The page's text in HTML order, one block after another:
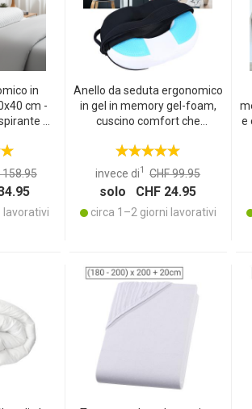
in
cm -
e
per il
158.95
lavorativi
Anello da seduta ergonomico
in gel in memory gel-foam,
cuscino comfort che
e coccige, per sedia, sedia da
ufficio o per l’auto
invece di1 CHF 99.95
solo CHF 24.95
circa 1–2 giorni lavorativi
e